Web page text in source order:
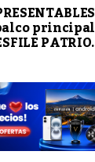
principal
PATRIO.